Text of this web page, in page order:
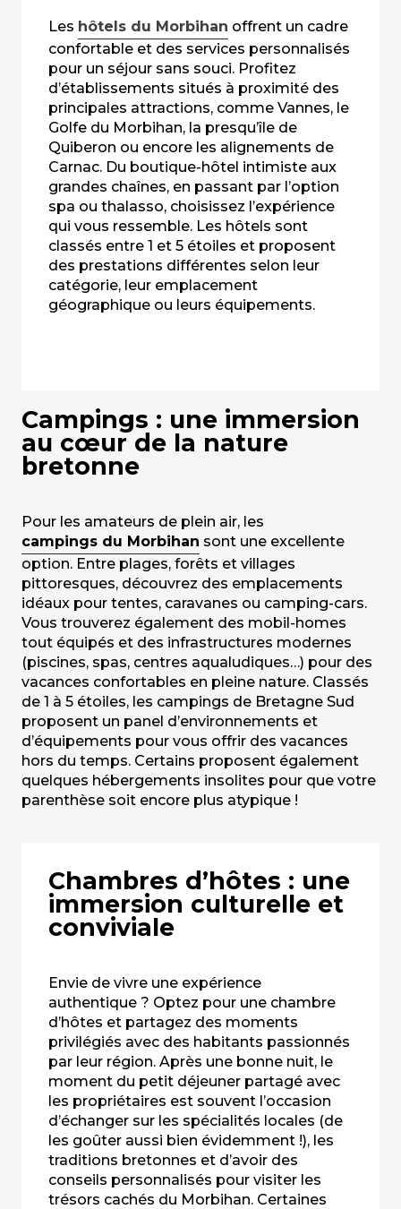
Les hôtels du Morbihan offrent un cadre
confortable et des services personnalisés
pour un séjour sans souci. Profitez
d’établissements situés à proximité des
principales attractions, comme Vannes, le
Golfe du Morbihan, la presqu’île de
Quiberon ou encore les alignements de
Carnac. Du boutique-hôtel intimiste aux
grandes chaînes, en passant par l’option
spa ou thalasso, choisissez l’expérience
qui vous ressemble. Les hôtels sont
classés entre 1 et 5 étoiles et proposent
des prestations différentes selon leur
catégorie, leur emplacement
géographique ou leurs équipements.
Campings : une immersion
au cœur de la nature
bretonne
Pour les amateurs de plein air, les
campings du Morbihan sont une excellente
option. Entre plages, forêts et villages
pittoresques, découvrez des emplacements
idéaux pour tentes, caravanes ou camping-cars.
Vous trouverez également des mobil-homes
tout équipés et des infrastructures modernes
(piscines, spas, centres aqualudiques…) pour des
vacances confortables en pleine nature. Classés
de 1 à 5 étoiles, les campings de Bretagne Sud
proposent un panel d’environnements et
d’équipements pour vous offrir des vacances
hors du temps. Certains proposent également
quelques hébergements insolites pour que votre
parenthèse soit encore plus atypique !
Chambres d’hôtes : une
immersion culturelle et
conviviale
Envie de vivre une expérience
authentique ? Optez pour une chambre
d’hôtes et partagez des moments
privilégiés avec des habitants passionnés
par leur région. Après une bonne nuit, le
moment du petit déjeuner partagé avec
les propriétaires est souvent l’occasion
d’échanger sur les spécialités locales (de
les goûter aussi bien évidemment !), les
traditions bretonnes et d’avoir des
conseils personnalisés pour visiter les
trésors cachés du Morbihan. Certaines